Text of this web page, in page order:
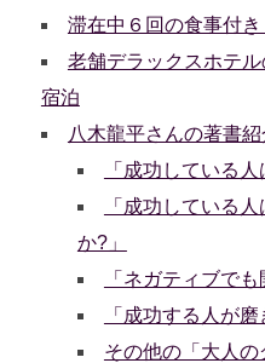
滞在中６回の食事付
老舗デラックスホテ
宿泊
八木龍平さんの著書紹
「成功している
「成功している
か?」
「ネガティブで
「成功する人が
その他の「大人の